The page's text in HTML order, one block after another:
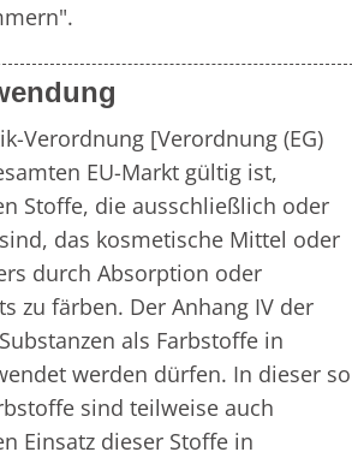
Verordnung [Verordnung (EG)
EU-Markt gültig ist,
Stoffe, die ausschließlich oder
das kosmetische Mittel oder
durch Absorption oder
zu färben. Der Anhang IV der
als Farbstoffe in
werden dürfen. In dieser so
sind teilweise auch
Einsatz dieser Stoffe in